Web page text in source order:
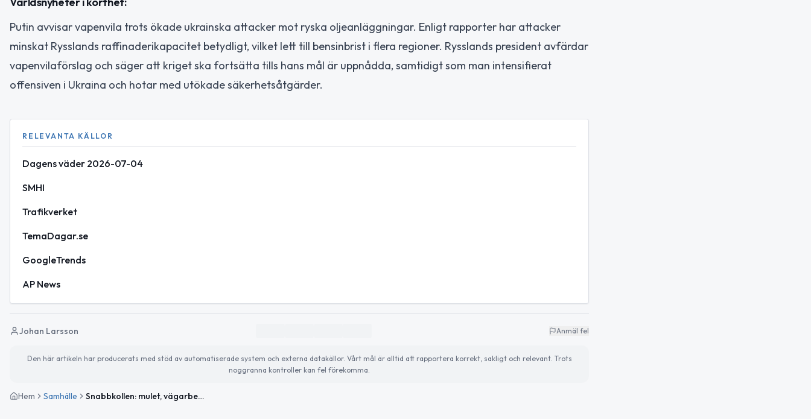
Putin avvisar vapenvila trots ökade ukrainska attacker mot ryska oljeanläggningar. Enligt rapporter har attacker
minskat Rysslands raffinaderikapacitet betydligt, vilket lett till bensinbrist i flera regioner. Rysslands president avfärdar
vapenvilaförslag och säger att kriget ska fortsätta tills hans mål är uppnådda, samtidigt som man intensifierat
offensiven i Ukraina och hotar med utökade säkerhetsåtgärder.
RELEVANTA KÄLLOR
Dagens väder 2026-07-04
SMHI
Trafikverket
TemaDagar.se
GoogleTrends
AP News
Johan Larsson Anmäl fel
Den här artikeln har producerats med stöd av automatiserade system och externa datakällor. Vårt mål är alltid att rapportera korrekt, sakligt och relevant. Trots
noggranna kontroller kan fel förekomma.
Hem Samhälle Snabbkollen: mulet, vägarbete och kooperativens dag